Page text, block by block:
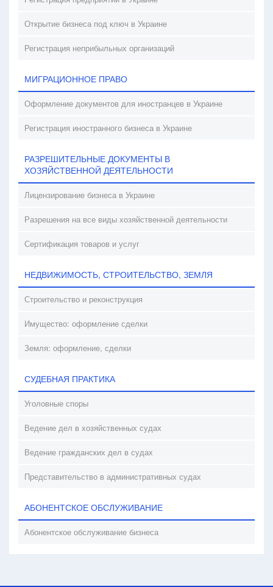
Открытие бизнеса под ключ в Украине
Регистрация неприбыльных организаций
МИГРАЦИОННОЕ ПРАВО
Оформление документов для иностранцев в Украине
Регистрация иностранного бизнеса в Украине
РАЗРЕШИТЕЛЬНЫЕ ДОКУМЕНТЫ В
ХОЗЯЙСТВЕННОЙ ДЕЯТЕЛЬНОСТИ
Лицензирование бизнеса в Украине
Разрешения на все виды хозяйственной деятельности
Сертификация товаров и услуг
НЕДВИЖИМОСТЬ, СТРОИТЕЛЬСТВО, ЗЕМЛЯ
Строительство и реконструкция
Имущество: оформление сделки
Земля: оформление, сделки
СУДЕБНАЯ ПРАКТИКА
Уголовные споры
Ведение дел в хозяйственных судах
Ведение гражданских дел в судах
Представительство в административных судах
АБОНЕНТСКОЕ ОБСЛУЖИВАНИЕ
Абонентское обслуживание бизнеса